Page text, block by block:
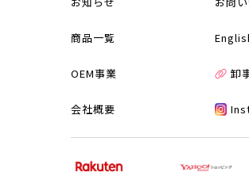
商品一覧
OEM事業 卸
会社概要